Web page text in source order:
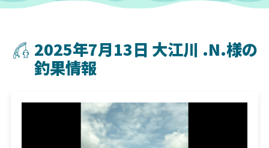
2025年7月13日 大江川 .N.様の
釣果情報